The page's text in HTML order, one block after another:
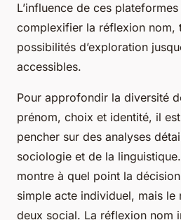
L’influence de ces
complexifier la réflexion nom,
possibilités d’exploration
accessibles.
Pour approfondir la diversité
prénom, choix et identité, il
pencher sur des analyses
sociologie et de la
montre à quel point la décision
simple acte individuel, mais le
deux social. La réflexion nom